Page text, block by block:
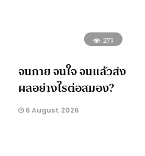
271
จนกาย จนใจ จนแล้วส่ง
ผลอย่างไรต่อสมอง?
6 August 2026